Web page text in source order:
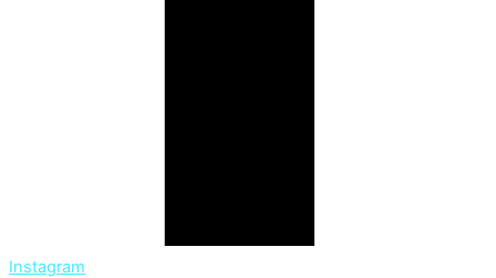
Instagram